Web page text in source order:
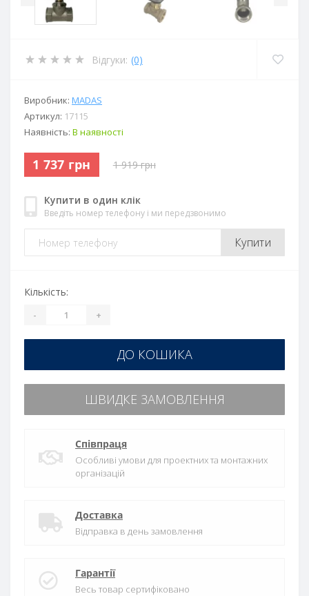
Відгуки: (0)
Виробник: MADAS
Артикул: 17115
Наявність: В наявності
1 737 грн 1 919 грн
Купити в один клік
Введіть номер телефону і ми передзвонимо
Купити
Кількість:
- +
ДО КОШИКА
ШВИДКЕ ЗАМОВЛЕННЯ
Співпраця
Особливі умови для проектних та монтажних
організацій
Доставка
Відправка в день замовлення
Гарантії
Весь товар сертифіковано